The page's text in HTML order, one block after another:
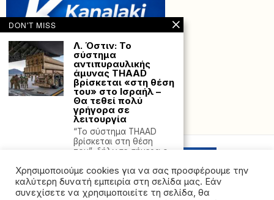
by Hostville”)
Χρησιμοποιούμε cookies για να σας προσφέρουμε την
καλύτερη δυνατή εμπειρία στη σελίδα μας. Εάν
συνεχίσετε να χρησιμοποιείτε τη σελίδα, θα
DON'T MISS
Λ. Όστιν: Το
σύστημα
αντιπυραυλικής
άμυνας THAAD
βρίσκεται «στη θέση
του» στο Ισραήλ –
Θα τεθεί πολύ
γρήγορα σε
λειτουργία
“Το σύστημα THAAD
βρίσκεται στη θέση
του”, δήλωσε σήμερα ο
Καταγγελία ΕΑΥΘ :
Αστυνομικός με
εξάρθρωση ώμου